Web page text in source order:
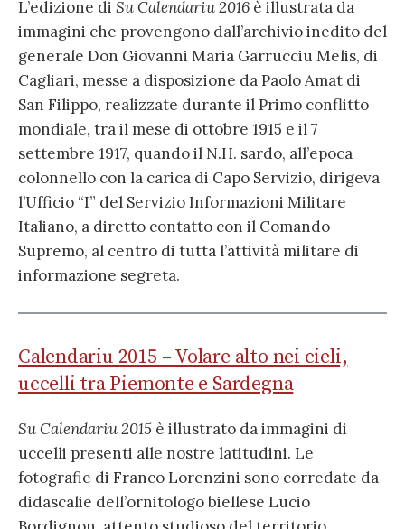
L’edizione di Su Calendariu 2016 è illustrata da
immagini che provengono dall’archivio inedito del
generale Don Giovanni Maria Garrucciu Melis, di
Cagliari, messe a disposizione da Paolo Amat di
San Filippo, realizzate durante il Primo conflitto
mondiale, tra il mese di ottobre 1915 e il 7
settembre 1917, quando il N.H. sardo, all’epoca
colonnello con la carica di Capo Servizio, dirigeva
l’Ufficio “I” del Servizio Informazioni Militare
Italiano, a diretto contatto con il Comando
Supremo, al centro di tutta l’attività militare di
informazione segreta.
Calendariu 2015 – Volare alto nei cieli,
uccelli tra Piemonte e Sardegna
Su Calendariu 2015 è illustrato da immagini di
uccelli presenti alle nostre latitudini. Le
fotografie di Franco Lorenzini sono corredate da
didascalie dell’ornitologo biellese Lucio